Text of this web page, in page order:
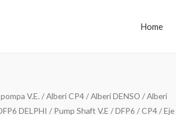
Home
V.E. / Alberi CP4 / Alberi DENSO / Alberi
DELPHI / Pump Shaft V.E / DFP6 / CP4 / Eje